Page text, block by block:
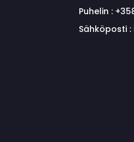
Puhelin :
Sähköposti :